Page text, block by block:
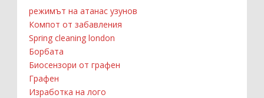
режимът на атанас узунов
Компот от забавления
Spring cleaning london
Борбата
Биосензори от графен
Графен
Изработка на лого